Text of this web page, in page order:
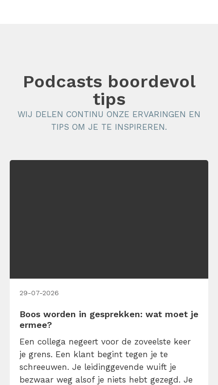
Podcasts boordevol
tips
WIJ DELEN CONTINU ONZE ERVARINGEN EN
TIPS OM JE TE INSPIREREN.
29-07-2026
Boos worden in gesprekken: wat moet je
ermee?
Een collega negeert voor de zoveelste keer
je grens. Een klant begint tegen je te
schreeuwen. Je leidinggevende wuift je
bezwaar weg alsof je niets hebt gezegd. Je